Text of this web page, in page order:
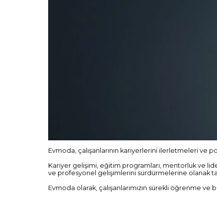
Evmoda, çalışanlarının kariyerlerini ilerletmeleri
Kariyer gelişimi, eğitim programları, mentorluk ve
ve profesyonel gelişimlerini sürdürmelerine olanak
Evmoda olarak, çalışanlarımızın sürekli öğrenme ve